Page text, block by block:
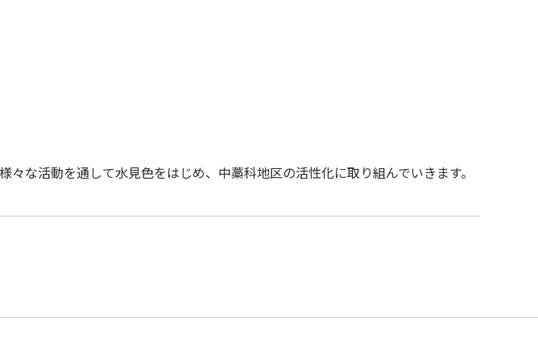
々な活動を通して水見色をはじめ、中藁科地区の活性化に取り組んでいきます。